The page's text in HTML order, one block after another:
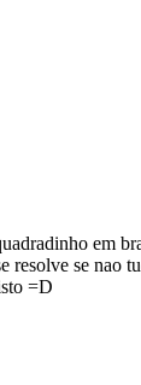
em
resolve se nao
=D